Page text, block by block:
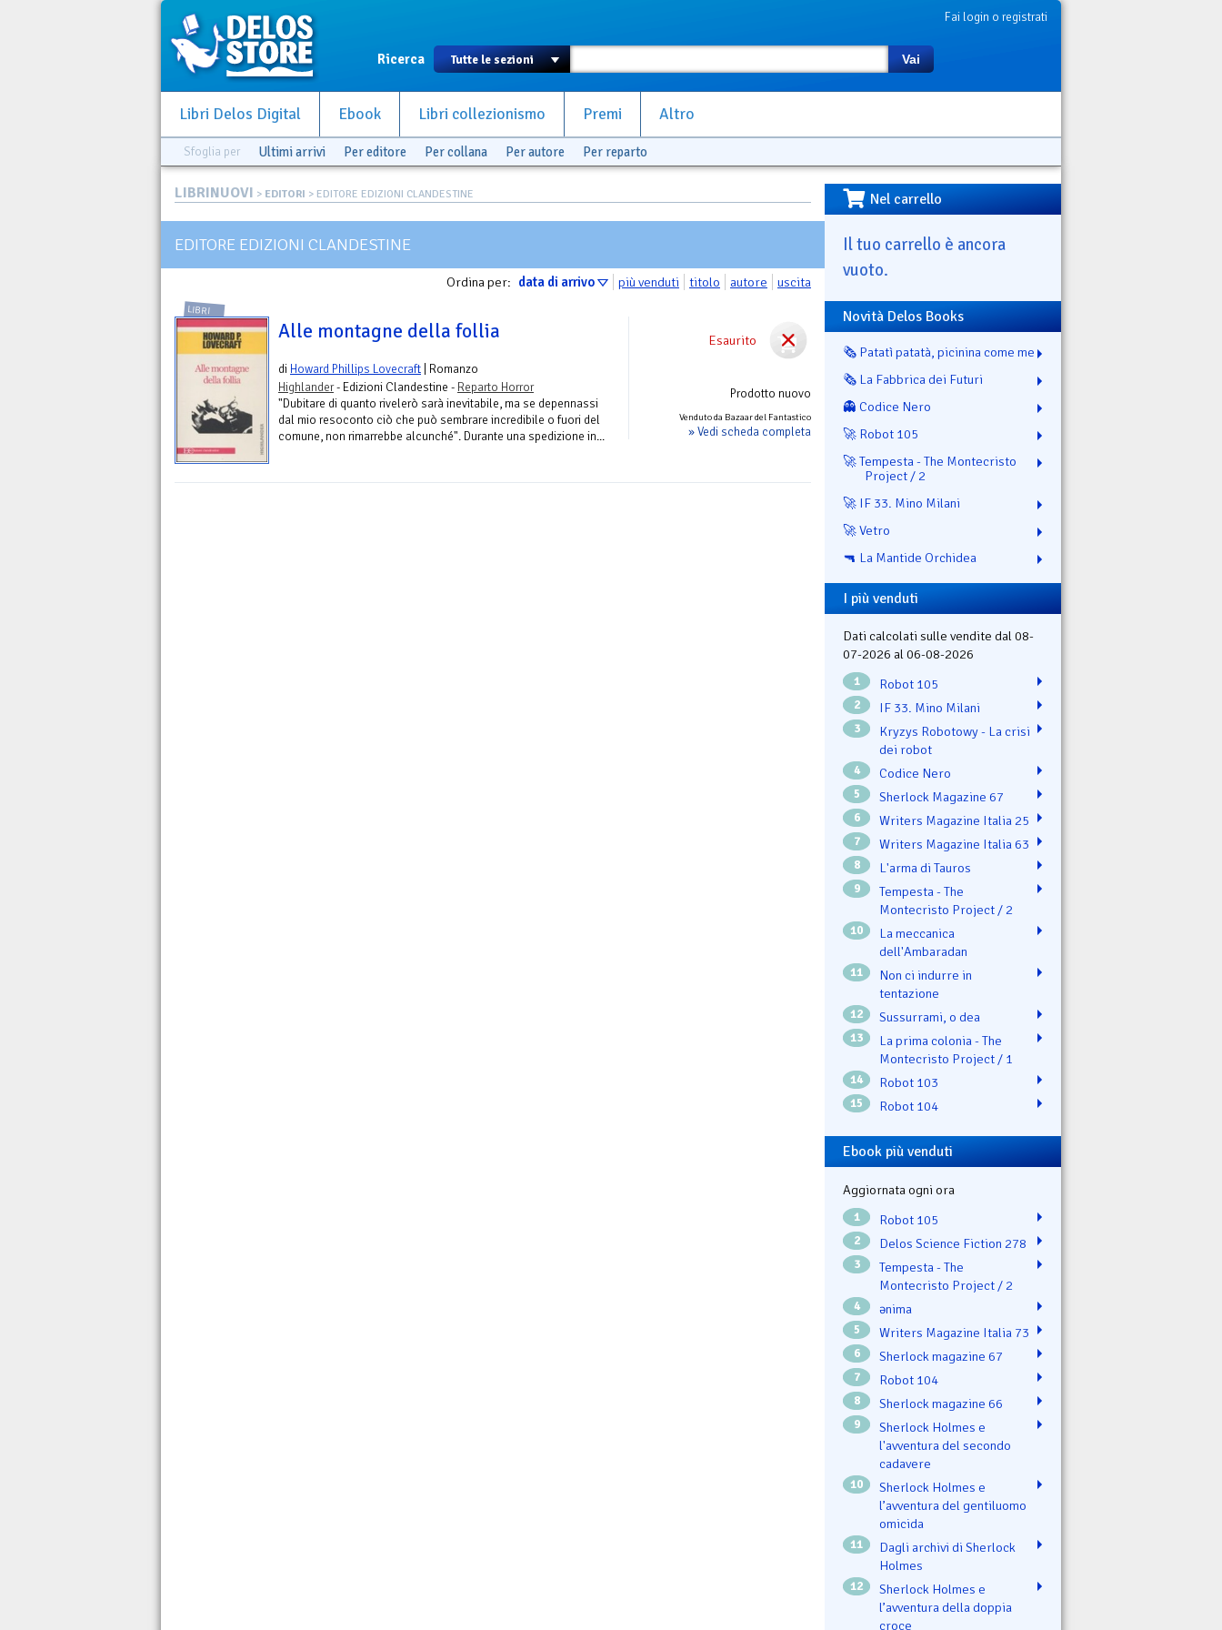
Fai login o registrati
Ricerca Vai
Libri Delos Digital Ebook Libri collezionismo Premi Altro
Sfoglia per Ultimi arrivi Per editore Per collana Per autore Per reparto
LIBRINUOVI > EDITORI > EDITORE EDIZIONI CLANDESTINE
EDITORE EDIZIONI CLANDESTINE
Ordina per: data di arrivo più venduti titolo autore uscita
Esaurito
Prodotto nuovo
Venduto da Bazaar del Fantastico
» Vedi scheda completa
LIBRI
Alle montagne della follia
di Howard Phillips Lovecraft | Romanzo
Highlander- Edizioni Clandestine - Reparto Horror
"Dubitare di quanto rivelerò sarà inevitabile, ma se depennassi
dal mio resoconto ciò che può sembrare incredibile o fuori del
comune, non rimarrebbe alcunché". Durante una spedizione in...
Nel carrello
Il tuo carrello è ancora
vuoto.
Novità Delos Books
🗞️ Patatì patatà, picinina come me
🗞️ La Fabbrica dei Futuri
👻 Codice Nero
🚀 Robot 105
🚀 Tempesta - The Montecristo
Project / 2
🚀 IF 33. Mino Milani
🚀 Vetro
🔫 La Mantide Orchidea
I più venduti
Dati calcolati sulle vendite dal 08-
07-2026 al 06-08-2026
1 Robot 105
2 IF 33. Mino Milani
3
Kryzys Robotowy - La crisi
dei robot
4 Codice Nero
5 Sherlock Magazine 67
6 Writers Magazine Italia 25
7 Writers Magazine Italia 63
8 L'arma di Tauros
9
Tempesta - The
Montecristo Project / 2
10
La meccanica
dell'Ambaradan
11
Non ci indurre in
tentazione
12 Sussurrami, o dea
13
La prima colonia - The
Montecristo Project / 1
14 Robot 103
15 Robot 104
Ebook più venduti
Aggiornata ogni ora
1 Robot 105
2 Delos Science Fiction 278
3
Tempesta - The
Montecristo Project / 2
4 ənima
5 Writers Magazine Italia 73
6 Sherlock magazine 67
7 Robot 104
8 Sherlock magazine 66
9
Sherlock Holmes e
l'avventura del secondo
cadavere
10
Sherlock Holmes e
l’avventura del gentiluomo
omicida
11
Dagli archivi di Sherlock
Holmes
12
Sherlock Holmes e
l’avventura della doppia
croce